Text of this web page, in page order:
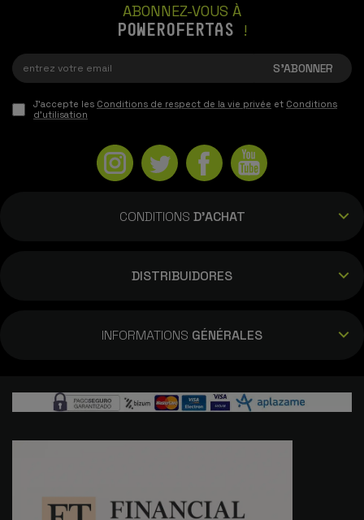
ABONNEZ-VOUS À
POWEROFERTAS !
J'accepte les Conditions de respect de la vie privée et Conditions
d'utilisation
CONDITIONS D'ACHAT
DISTRIBUIDORES
INFORMATIONS GÉNÉRALES